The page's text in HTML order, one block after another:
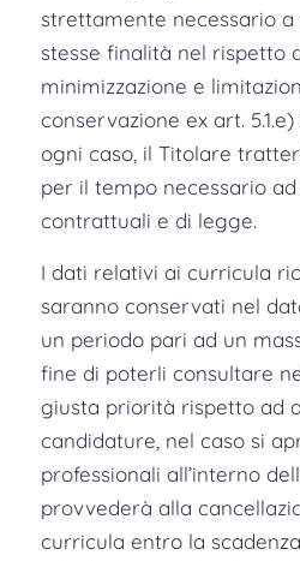
strettamente necessario
stesse finalità nel rispetto
minimizzazione e
conservazione ex art.
ogni caso, il Titolare
per il tempo necessario
contrattuali e di legge.
I dati relativi ai curricula
saranno conservati nel
un periodo pari ad un
fine di poterli consultare
giusta priorità rispetto ad
candidature, nel caso si
professionali all’interno
provvederà alla
curricula entro la